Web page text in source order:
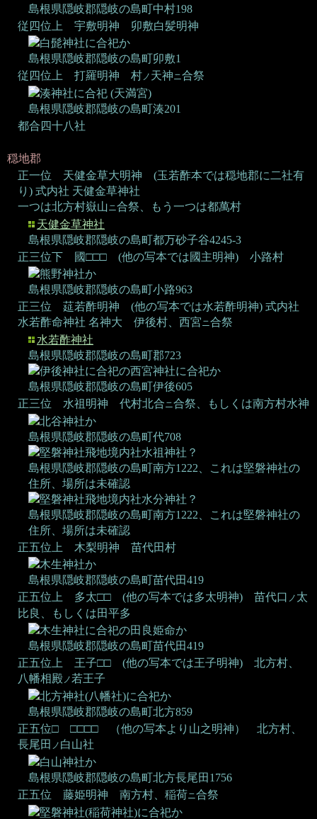
島根県隠岐郡隠岐の島町中村198
従四位上 宇敷明神
卯敷白髪明神
白髭神社に合祀か
島根県隠岐郡隠岐の島町卯敷1
従四位上 打羅明神
村 ノ 天神 ニ合祭
湊神社に合祀 (天満宮)
島根県隠岐郡隠岐の島町湊201
都合四十八社
穏地郡
正一位 天健金草大明神 (玉若酢本では穏地郡に二社有
り) 式内社 天健金草神社
一つは北方村嶽山 ニ合祭、もう一つは都萬村
天健金草神社
島根県隠岐郡隠岐の島町都万砂子谷4245-3
正三位下 國□□□ (他の写本では國主明神)
小路村
熊野神社か
島根県隠岐郡隠岐の島町小路963
正三位 莚若酢明神 (他の写本では水若酢明神) 式内社
水若酢命神社 名神大
伊後村、西宮 ニ合祭
水若酢神社
島根県隠岐郡隠岐の島町郡723
伊後神社に合祀の西宮神社に合祀か
島根県隠岐郡隠岐の島町伊後605
正三位 水祖明神
代村北合 ニ合祭、もしくは南方村水神
北谷神社か
島根県隠岐郡隠岐の島町代708
堅磐神社飛地境内社水祖神社？
島根県隠岐郡隠岐の島町南方1222、これは堅磐神社の
住所、場所は未確認
堅磐神社飛地境内社水分神社？
島根県隠岐郡隠岐の島町南方1222、これは堅磐神社の
住所、場所は未確認
正五位上 木梨明神
苗代田村
木生神社か
島根県隠岐郡隠岐の島町苗代田419
正五位上 多太□□ (他の写本では多太明神)
苗代口 ノ 太
比良、もしくは田平多
木生神社に合祀の田良姫命か
島根県隠岐郡隠岐の島町苗代田419
正五位上 王子□□ (他の写本では王子明神)
北方村、
八幡相殿 ノ 若王子
北方神社(八幡社)に合祀か
島根県隠岐郡隠岐の島町北方859
正五位□ □□□□ （他の写本より山之明神）
北方村、
長尾田 ノ 白山社
白山神社か
島根県隠岐郡隠岐の島町北方長尾田1756
正五位 藤姫明神
南方村、稲荷ニ合祭
堅磐神社(稲荷神社)に合祀か